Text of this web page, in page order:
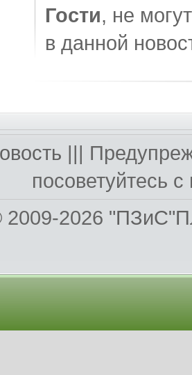
Гости, не
в данной
|||
посоветуйтесь
2026